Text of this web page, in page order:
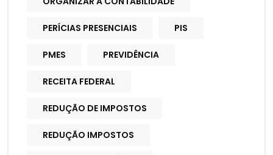
PERÍCIAS PRESENCIAIS PIS
PMES PREVIDÊNCIA
RECEITA FEDERAL
REDUÇÃO DE IMPOSTOS
REDUÇÃO IMPOSTOS